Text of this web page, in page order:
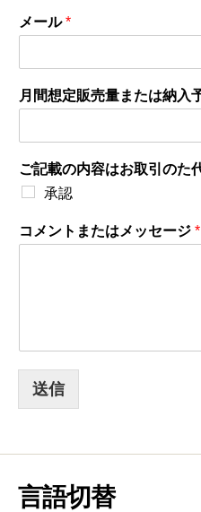
メール*
月間想定販売量または納入
ご記載の内容はお取引のた
承認
コメントまたはメッセージ *
送信
言語切替